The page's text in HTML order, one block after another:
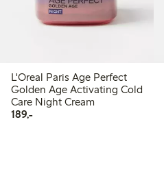
L'Oreal Paris Age Perfect
Golden Age Activating Cold
Care Night Cream
189,-189,00 kr